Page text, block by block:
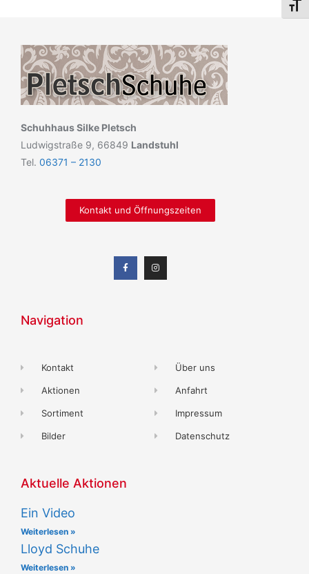
Schuhhaus Silke Pletsch
Ludwigstraße 9, 66849 Landstuhl
Tel. 06371 – 2130
Kontakt und Öffnungszeiten
Navigation
Kontakt
Aktionen
Sortiment
Bilder
Über uns
Anfahrt
Impressum
Datenschutz
Aktuelle Aktionen
Ein Video
Weiterlesen »
Lloyd Schuhe
Weiterlesen »